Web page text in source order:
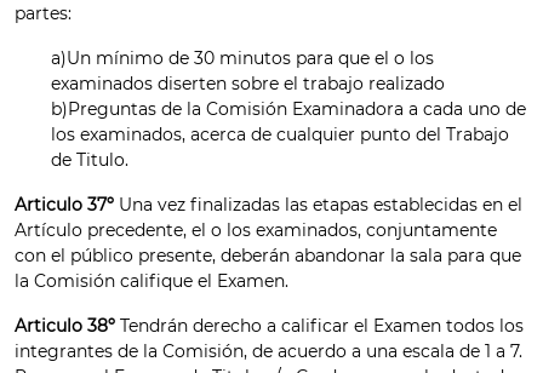
partes:
a)Un mínimo de 30 minutos para que el o los
examinados diserten sobre el trabajo realizado
b)Preguntas de la Comisión Examinadora a cada uno de
los examinados, acerca de cualquier punto del Trabajo
de Titulo.
Articulo 37º Una vez finalizadas las etapas establecidas en el
Artículo precedente, el o los examinados, conjuntamente
con el público presente, deberán abandonar la sala para que
la Comisión califique el Examen.
Articulo 38º Tendrán derecho a calificar el Examen todos los
integrantes de la Comisión, de acuerdo a una escala de 1 a 7.